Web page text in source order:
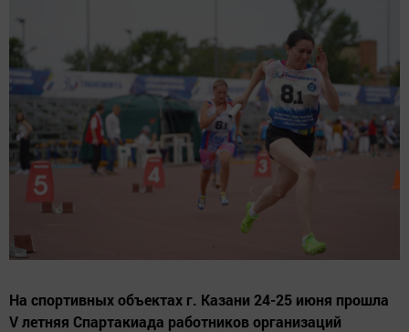
На спортивных объектах г. Казани 24-25 июня прошла
V летняя Спартакиада работников организаций